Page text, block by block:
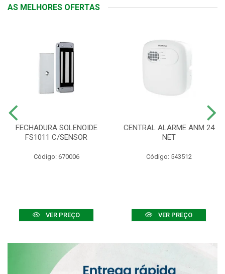
AS MELHORES OFERTAS
FECHADURA SOLENOIDE
FS1011 C/SENSOR
Código: 670006
VER PREÇO
CENTRAL ALARME ANM 24
NET
Código: 543512
VER PREÇO